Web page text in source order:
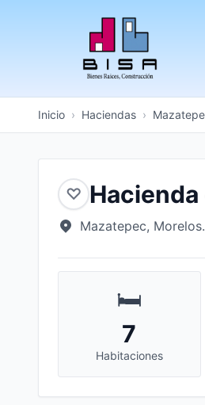
Inicio › Haciendas ›
♡
Mazatepec, Morelos.
🛏️
7
Habitaciones